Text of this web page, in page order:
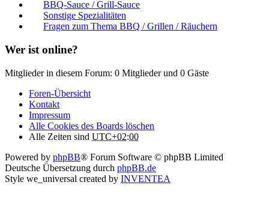
BBQ-Sauce / Grill-Sauce
Sonstige Spezialitäten
Fragen zum Thema BBQ / Grillen / Räuchern
Wer ist online?
Mitglieder in diesem Forum: 0 Mitglieder und 0 Gäste
Foren-Übersicht
Kontakt
Impressum
Alle Cookies des Boards löschen
Alle Zeiten sind UTC+02:00
Powered by phpBB® Forum Software © phpBB Limited
Deutsche Übersetzung durch phpBB.de
Style we_universal created by INVENTEA